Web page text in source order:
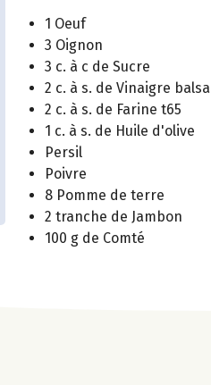
1 Oeuf
3 Oignon
3 c. à c de Sucre
2 c. à s. de Vinaigre
2 c. à s. de Farine t65
1 c. à s. de Huile d'olive
Persil
Poivre
8 Pomme de terre
2 tranche de Jambon
100 g de Comté